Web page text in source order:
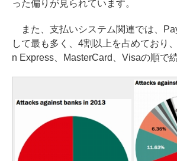
った偏りが見られています。
また、支払いシステム関連では、
して最も多く、4割以上を占めており
n Express、MasterCard、Visaの順で